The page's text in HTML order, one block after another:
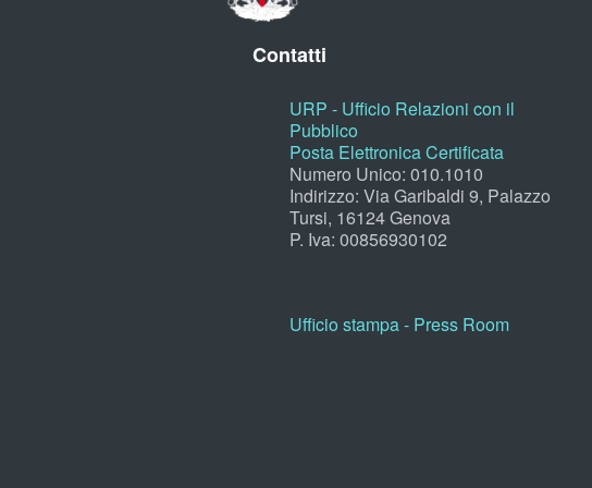
Contatti
URP - Ufficio Relazioni con il
Pubblico
Posta Elettronica Certificata
Numero Unico: 010.1010
Indirizzo: Via Garibaldi 9, Palazzo
Tursi, 16124 Genova
P. Iva: 00856930102
Ufficio stampa - Press Room